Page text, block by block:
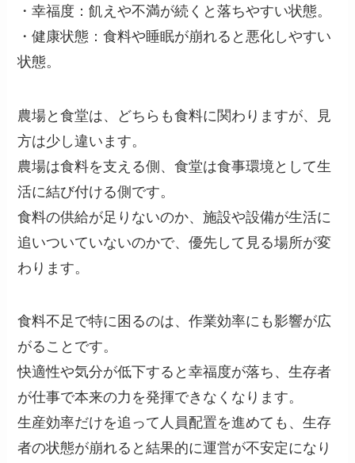
・幸福度：飢えや不満が続くと落ちやすい状態。
・健康状態：食料や睡眠が崩れると悪化しやすい
状態。
農場と食堂は、どちらも食料に関わりますが、見
方は少し違います。
農場は食料を支える側、食堂は食事環境として生
活に結び付ける側です。
食料の供給が足りないのか、施設や設備が生活に
追いついていないのかで、優先して見る場所が変
わります。
食料不足で特に困るのは、作業効率にも影響が広
がることです。
快適性や気分が低下すると幸福度が落ち、生存者
が仕事で本来の力を発揮できなくなります。
生産効率だけを追って人員配置を進めても、生存
者の状態が崩れると結果的に運営が不安定になり